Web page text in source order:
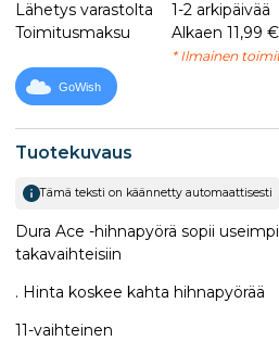
Tuotekuvaus
Tämä teksti on käännetty automaattisesti
Dura Ace -hihnapyörä sopii
takavaihteisiin
. Hinta koskee kahta hihnapyörää
11-vaihteinen
Lähetys varastolta
1-2 arkipäivää
Toimitusmaksu
Alkaen 11,99 €
* Ilmainen
GoWish